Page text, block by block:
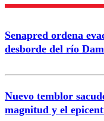
Senapred ordena
desborde del río
Nuevo temblor
magnitud y el